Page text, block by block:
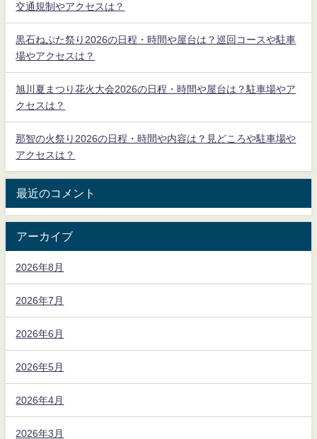
交通規制やアクセスは？
黒石ねぷた祭り2026の日程・時間や屋台は？巡回コースや駐車
場やアクセスは？
旭川夏まつり花火大会2026の日程・時間や屋台は？駐車場やア
クセスは？
那智の火祭り2026の日程・時間や内容は？見どころや駐車場や
アクセスは？
最近のコメント
アーカイブ
2026年8月
2026年7月
2026年6月
2026年5月
2026年4月
2026年3月